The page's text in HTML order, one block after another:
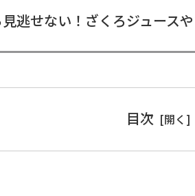
見逃せない！ざくろジュース
目次